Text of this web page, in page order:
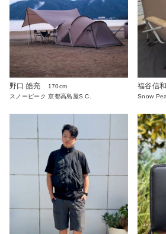
野口 皓亮
170cm
スノーピーク 京都高島屋S.C.
福谷信和
Snow